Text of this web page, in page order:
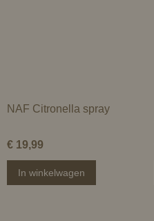
NAF Citronella spray
€ 19,99
In winkelwagen